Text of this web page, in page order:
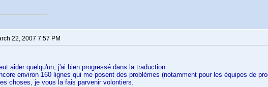
22, 2007 7:57 PM
aider quelqu'un, j'ai bien progressé dans la traduction.
environ 160 lignes qui me posent des problèmes (notamment pour les équipes de
choses, je vous la fais parvenir volontiers.